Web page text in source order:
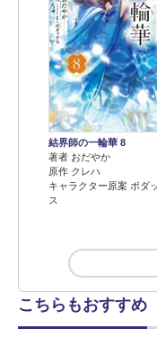
結界師の一輪華 8
著者 おだやか
原作 クレハ
キャラクター原案 ボダ
ス
こちらもおすすめ